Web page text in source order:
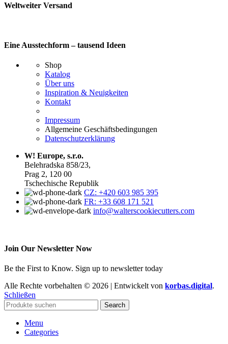
Weltweiter Versand
Eine Ausstechform – tausend Ideen
Shop
Katalog
Über uns
Inspiration & Neuigkeiten
Kontakt
Impressum
Allgemeine Geschäftsbedingungen
Datenschutzerklärung
W! Europe, s.r.o.
Belehradska 858/23,
Prag 2, 120 00
Tschechische Republik
CZ: +420 603 985 395
FR: +33 608 171 521
info@walterscookiecutters.com
Join Our Newsletter Now
Be the First to Know. Sign up to newsletter today
Alle Rechte vorbehalten © 2026 | Entwickelt von korbas.digital.
Schließen
Search
Menu
Categories